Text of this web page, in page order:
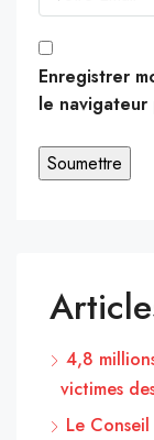
Enregistrer
le navigateur
4,8
victimes
Le